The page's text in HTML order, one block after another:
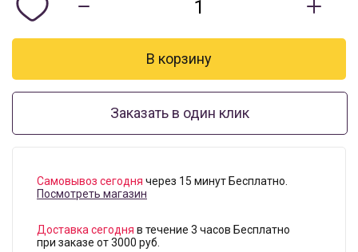
Заказать в один клик
Самовывоз сегодня через 15 минут Бесплатно.
Посмотреть магазин
Доставка сегодня в течение 3 часов Бесплатно
при заказе от 3000 руб.